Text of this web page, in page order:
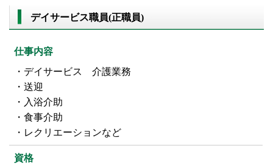
デイサービス職員(正職員)
仕事内容
・デイサービス 介護業務
・送迎
・入浴介助
・食事介助
・レクリエーションなど
資格